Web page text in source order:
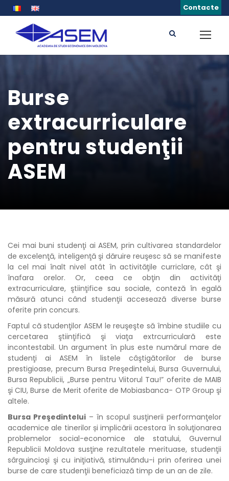
Contacte
Burse
extracurriculare
pentru studenţii
ASEM
Cei mai buni studenţi ai ASEM, prin cultivarea standardelor
de excelenţă, inteligenţă şi dăruire reuşesc să se manifeste
la cel mai înalt nivel atât în activităţile curriclare, cât şi
înafara orelor. Or, ceea ce obţin din activităţi
extracurriculare, ştiinţifice sau sociale, conteză în egală
măsură atunci când studenţii accesează diverse burse
oferite prin concurs.
Faptul că studenţilor ASEM le reuşeşte să îmbine studiile cu
cercetarea ştiinţifică şi viaţa extrcurriculară este
incontestabil. Un argument în plus este numărul mare de
studenţi ai ASEM în listele câştigătorilor de burse
prestigioase, precum Bursa Preşedintelui, Bursa Guvernului,
Bursa Republicii, „Burse pentru Viitorul Tau!” oferite de MAIB
şi CIU, Burse de Merit oferite de Mobiasbanca- OTP Group şi
altele.
Bursa Preşedintelui – în scopul susţinerii performanţelor
academice ale tinerilor și implicării acestora în soluţionarea
problemelor social-economice ale statului, Guvernul
Republicii Moldova susţine rezultatele merituase, studenţii
sârguincioşi şi cu iniţiativă, stimulându-i prin oferirea unei
burse de care studenţii beneficiază timp de un an de zile.